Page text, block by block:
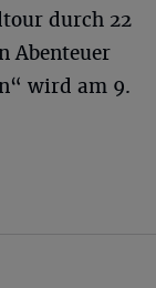
durch 22
Abenteuer
wird am 9.